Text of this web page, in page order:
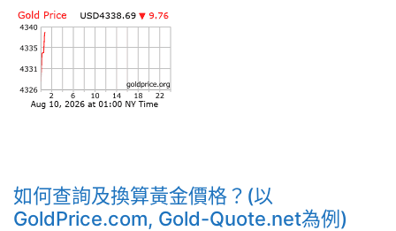
如何查詢及換算黃金價格？(以
GoldPrice.com, Gold-Quote.net為例)